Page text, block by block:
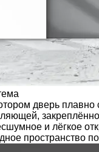
дверь плавно
и лёгкое
пространство